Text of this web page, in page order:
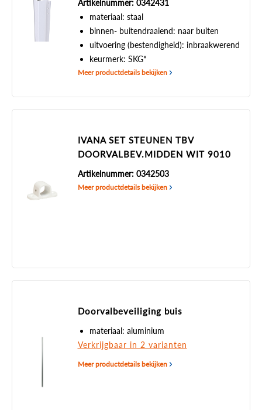
Artikelnummer: 0342431
materiaal: staal
binnen- buitendraaiend: naar buiten
uitvoering (bestendigheid): inbraakwerend
keurmerk: SKG*
Meer productdetails bekijken
IVANA SET STEUNEN TBV
DOORVALBEV.MIDDEN WIT 9010
Artikelnummer: 0342503
Meer productdetails bekijken
Doorvalbeveiliging buis
materiaal: aluminium
Verkrijgbaar in 2 varianten
Meer productdetails bekijken